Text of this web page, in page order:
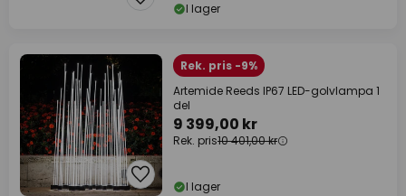
I lager
Rek. pris -9%
Artemide Reeds IP67 LED-golvlampa 1
del
9 399,00 kr
Rek. pris10 401,00 kr
I lager